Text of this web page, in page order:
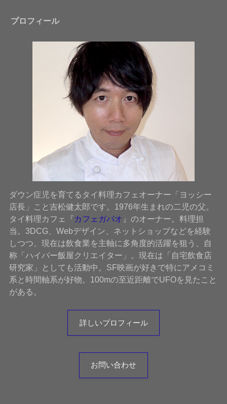
プロフィール
ダウン症児を育てるタイ料理カフェオーナー「ヨッシー
店長」こと吉松健太郎です。1976年生まれの二児の父。
タイ料理カフェ『 カフェガパオ 』のオーナー。料理担
当。3DCG、Webデザイン、ネットショップなどを経験
しつつ、現在は飲食業を主軸に多角度的活躍を狙う、自
称「ハイパー飯屋クリエイター」。現在は「自宅飲食店
研究家」としても活動中。SF映画が好きで特にアメコミ
系と時間軸系が好物。100mの至近距離でUFOを見たこと
がある。
詳しいプロフィール
お問い合わせ